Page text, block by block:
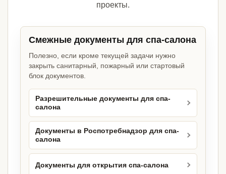
проекты.
Смежные документы для спа-салона
Полезно, если кроме текущей задачи нужно
закрыть санитарный, пожарный или стартовый
блок документов.
Разрешительные документы для спа-
салона
Документы в Роспотребнадзор для спа-
салона
Документы для открытия спа-салона